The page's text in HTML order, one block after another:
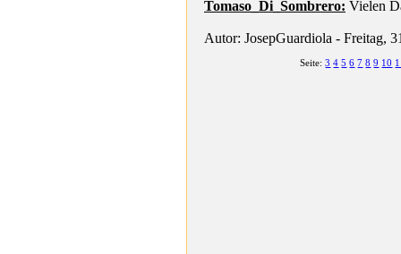
Tomaso_Di_Sombrero: Vielen
Autor: JosepGuardiola - Freitag,
Seite:3 4 5 6 7 8 9 10